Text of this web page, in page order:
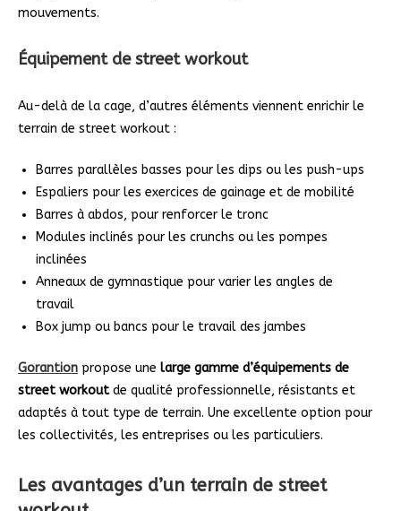
mouvements.
Équipement de street workout
Au-delà de la cage, d’autres éléments viennent enrichir le
terrain de street workout :
Barres parallèles basses pour les dips ou les push-ups
Espaliers pour les exercices de gainage et de mobilité
Barres à abdos, pour renforcer le tronc
Modules inclinés pour les crunchs ou les pompes
inclinées
Anneaux de gymnastique pour varier les angles de
travail
Box jump ou bancs pour le travail des jambes
Gorantion propose une large gamme d’équipements de
street workoutde qualité professionnelle, résistants et
adaptés à tout type de terrain. Une excellente option pour
les collectivités, les entreprises ou les particuliers.
Les avantages d’un terrain de street